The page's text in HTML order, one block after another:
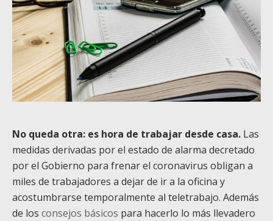
No queda otra: es hora de trabajar desde casa. Las
medidas derivadas por el estado de alarma decretado
por el Gobierno para frenar el coronavirus obligan a
miles de trabajadores a dejar de ir a la oficina y
acostumbrarse temporalmente al teletrabajo. Además
de los consejos básicos para hacerlo lo más llevadero